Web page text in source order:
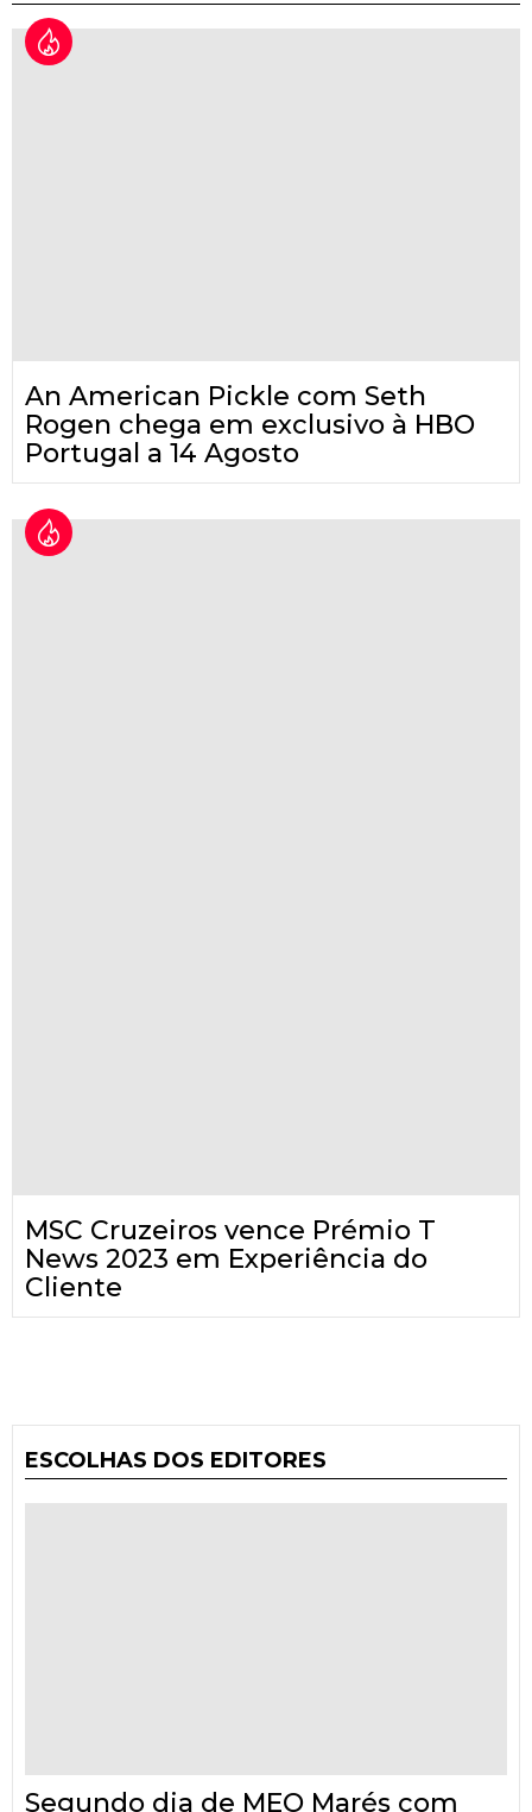
An American Pickle com Seth
Rogen chega em exclusivo à HBO
Portugal a 14 Agosto
MSC Cruzeiros vence Prémio T
News 2023 em Experiência do
Cliente
ESCOLHAS DOS EDITORES
Segundo dia de MEO Marés com